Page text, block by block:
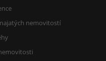
nemovitostí